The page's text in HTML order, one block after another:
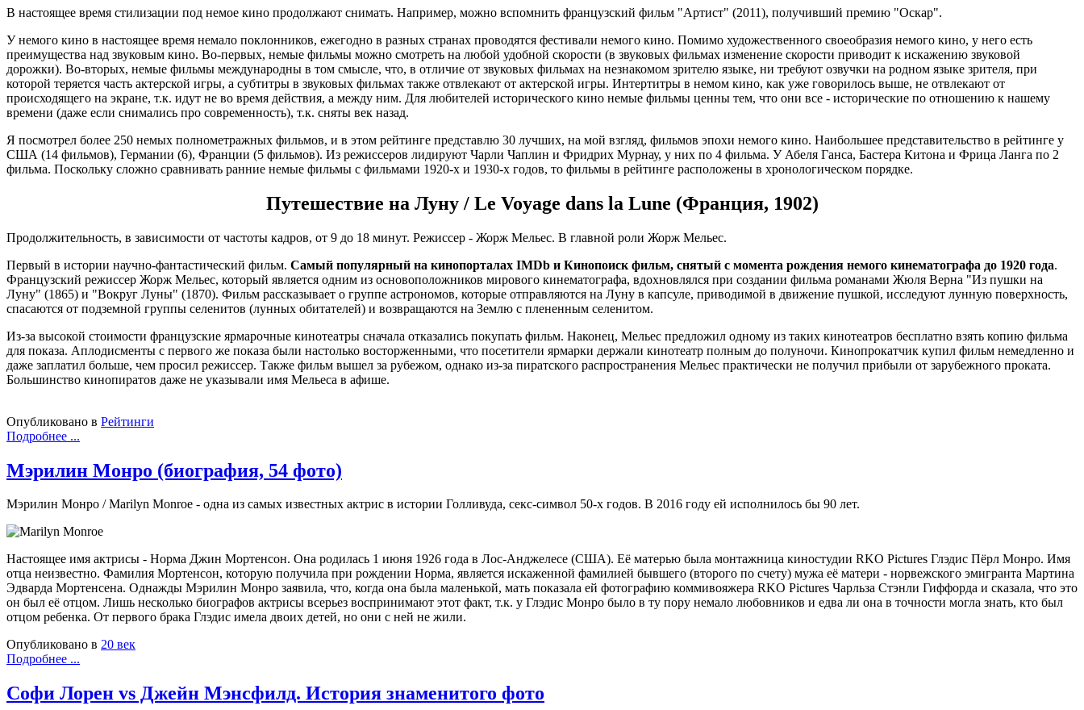
В настоящее время стилизации под немое кино продолжают снимать. Например, можно вспомнить французский фильм "Артист" (2011), получивший премию "Оскар".
У немого кино в настоящее время немало поклонников, ежегодно в разных странах проводятся фестивали немого кино. Помимо художественного своеобразия немого кино, у него есть
преимущества над звуковым кино. Во-первых, немые фильмы можно смотреть на любой удобной скорости (в звуковых фильмах изменение скорости приводит к искажению звуковой
дорожки). Во-вторых, немые фильмы международны в том смысле, что, в отличие от звуковых фильмах на незнакомом зрителю языке, ни требуют озвучки на родном языке зрителя, при
которой теряется часть актерской игры, а субтитры в звуковых фильмах также отвлекают от актерской игры. Интертитры в немом кино, как уже говорилось выше, не отвлекают от
происходящего на экране, т.к. идут не во время действия, а между ним. Для любителей исторического кино немые фильмы ценны тем, что они все - исторические по отношению к нашему
времени (даже если снимались про современность), т.к. сняты век назад.
Я посмотрел более 250 немых полнометражных фильмов, и в этом рейтинге представлю 30 лучших, на мой взгляд, фильмов эпохи немого кино. Наибольшее представительство в рейтинге у
США (14 фильмов), Германии (6), Франции (5 фильмов). Из режиссеров лидируют Чарли Чаплин и Фридрих Мурнау, у них по 4 фильма. У Абеля Ганса, Бастера Китона и Фрица Ланга по 2
фильма. Поскольку сложно сравнивать ранние немые фильмы с фильмами 1920-х и 1930-х годов, то фильмы в рейтинге расположены в хронологическом порядке.
Путешествие на Луну / Le Voyage dans la Lune (Франция, 1902)
Продолжительность, в зависимости от частоты кадров, от 9 до 18 минут. Режиссер - Жорж Мельес. В главной роли Жорж Мельес.
Первый в истории научно-фантастический фильм. Самый популярный на кинопорталах IMDb и Кинопоиск фильм, снятый с момента рождения немого кинематографа до 1920 года.
Французский режиссер Жорж Мельес, который является одним из основоположников мирового кинематографа, вдохновлялся при создании фильма романами Жюля Верна "Из пушки на
Луну" (1865) и "Вокруг Луны" (1870). Фильм рассказывает о группе астрономов, которые отправляются на Луну в капсуле, приводимой в движение пушкой, исследуют лунную поверхность,
спасаются от подземной группы селенитов (лунных обитателей) и возвращаются на Землю с плененным селенитом.
Из-за высокой стоимости французские ярмарочные кинотеатры сначала отказались покупать фильм. Наконец, Мельес предложил одному из таких кинотеатров бесплатно взять копию фильма
для показа. Аплодисменты с первого же показа были настолько восторженными, что посетители ярмарки держали кинотеатр полным до полуночи. Кинопрокатчик купил фильм немедленно и
даже заплатил больше, чем просил режиссер. Также фильм вышел за рубежом, однако из-за пиратского распространения Мельес практически не получил прибыли от зарубежного проката.
Большинство кинопиратов даже не указывали имя Мельеса в афише.
Опубликовано в Рейтинги
Подробнее ...
Мэрилин Монро (биография, 54 фото)
Мэрилин Монро / Marilyn Monroe - одна из самых известных актрис в истории Голливуда, секс-символ 50-х годов. В 2016 году ей исполнилось бы 90 лет.
Настоящее имя актрисы - Норма Джин Мортенсон. Она родилась 1 июня 1926 года в Лос-Анджелесе (США). Её матерью была монтажница киностудии RKO Pictures Глэдис Пёрл Монро. Имя
отца неизвестно. Фамилия Мортенсон, которую получила при рождении Норма, является искаженной фамилией бывшего (второго по счету) мужа её матери - норвежского эмигранта Мартина
Эдварда Мортенсена. Однажды Мэрилин Монро заявила, что, когда она была маленькой, мать показала ей фотографию коммивояжера RKO Pictures Чарльза Стэнли Гиффорда и сказала, что это
он был её отцом. Лишь несколько биографов актрисы всерьез воспринимают этот факт, т.к. у Глэдис Монро было в ту пору немало любовников и едва ли она в точности могла знать, кто был
отцом ребенка. От первого брака Глэдис имела двоих детей, но они с ней не жили.
Опубликовано в 20 век
Подробнее ...
Софи Лорен vs Джейн Мэнсфилд. История знаменитого фото